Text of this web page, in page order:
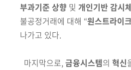
부과기준 상향 및 개인기반 감시
불공정거래에 대해 “원스트라이
나가고 있다.
마지막으로,금융시스템의 혁신